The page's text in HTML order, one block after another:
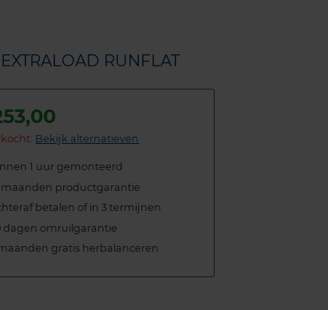
RUNFLAT
Bekijk alternatieven
1 uur gemonteerd
maanden productgarantie
betalen of in 3 termijnen
dagen omruilgarantie
gratis herbalanceren